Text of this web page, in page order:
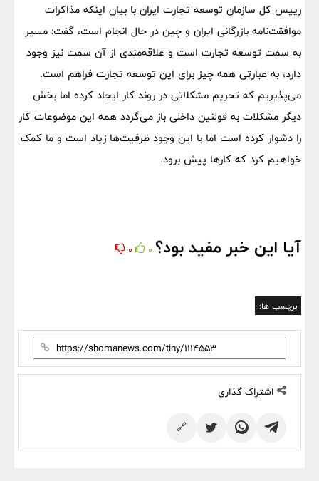
رییس کل سازمان توسعه تجارت ایران با بیان اینکه مذاکرات
موافقت‌نامه‌ بازرگانی ایران و چین در حال انجام است، گفت: مسیر
به سمت توسعه تجارت است و علاقه‌مندی از آن سمت نیز وجود
دارد، به عبارتی همه چیز برای این توسعه تجارت فراهم است.
می‌پذیریم که تحریم مشکلاتی در روند کار ایجاد کرده اما بخش
دیگر مشکلات به قولنین داخلی باز می‌گردد همه این موضوعات کار
را دشوار کرده است اما با این وجود ظرفیت‌ها زیاد است و ما کمک
خواهیم کرد که کارها پیش برود.
آیا این خبر مفید بود؟ 0
0
برچسب ها:
اشتراک گذاری
🔗